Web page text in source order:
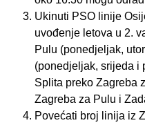
Ukinuti PSO linije
uvođenje letova u 2.
Pulu (ponedjeljak,
(ponedjeljak, srijeda i
Splita preko Zagreba
Zagreba za Pulu i
Povećati broj linija iz